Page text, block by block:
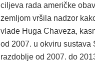
ciljeva rada američke
zemljom vršila nadzor
vlade Huga Chaveza,
od 2007. u okviru sustava
razdoblje od 2007. do